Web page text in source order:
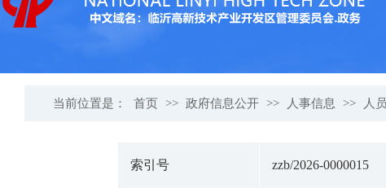
当前位置是： 首页 >> 政府信息公开 >> 人事信息 >> 人
索引号 zzb/2026-0000015